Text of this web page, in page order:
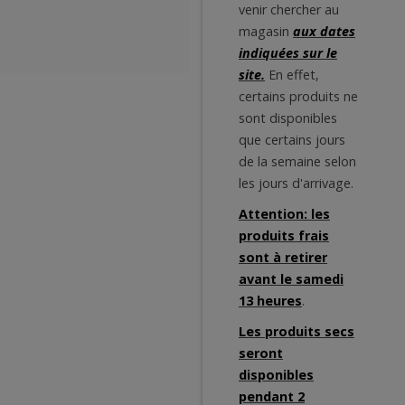
venir chercher au
magasin aux dates
indiquées sur le
site. En effet,
certains produits ne
sont disponibles
que certains jours
de la semaine selon
les jours d'arrivage.
Attention: les
produits frais
sont à retirer
avant le samedi
13 heures.
Les produits secs
seront
disponibles
pendant 2